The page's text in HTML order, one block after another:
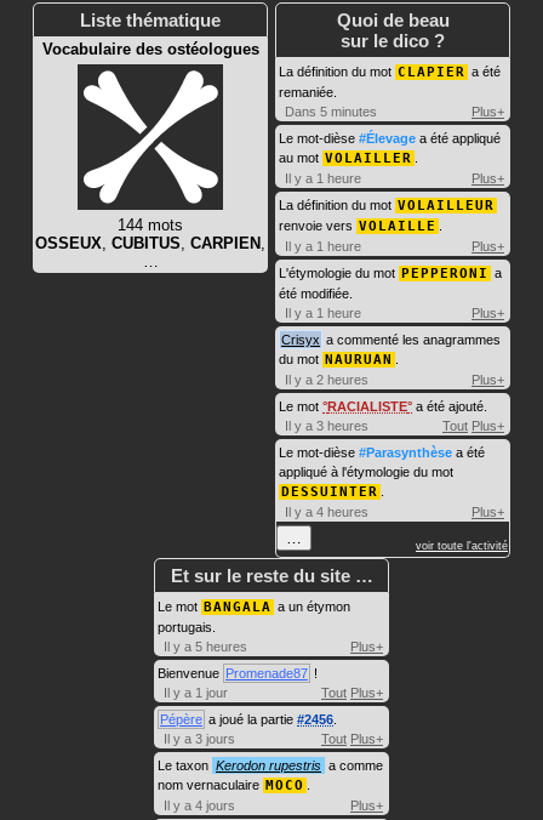
Liste thématique
Vocabulaire des ostéologues
144 mots
OSSEUX, CUBITUS, CARPIEN ,
…
Quoi de beau
sur le dico ?
La définition du mot CLAPIER a été
remaniée.
Dans 5 minutes
Plus+
Le mot-dièse #Élevage a été appliqué
au mot VOLAILLER
Il y a 1 heure
Plus+
La définition du mot VOLAILLEUR
renvoie vers VOLAILLE
Il y a 1 heure
Plus+
L'étymologie du mot PEPPERONI a
été modifiée.
Il y a 1 heure
Plus+
Crisyx a commenté les anagrammes
du mot NAURUAN
Il y a 2 heures
Plus+
Le mot RACIALISTE a été ajouté.
Il y a 3 heures
Tout Plus+
Le mot-dièse #Parasynthèse a été
appliqué à l'étymologie du mot
DESSUINTER
Il y a 4 heures
Plus+
… voir toute l'activité
Et sur le reste du site …
Le mot BANGALA a un étymon
portugais.
Il y a 5 heures
Plus+
Bienvenue Promenade87 !
Il y a 1 jour
Tout Plus+
Pépère a joué la partie #2456
Il y a 3 jours
Tout Plus+
Le taxon Kerodon rupestris a comme
nom vernaculaire MOCO
Il y a 4 jours
Plus+